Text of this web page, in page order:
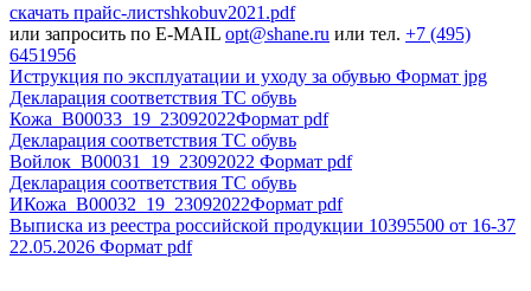
скачать прайс-листshkobuv2021 .pdf
или запросить по E-MAIL opt@shane.ru или тел. +7 (495)
6451956
Иструкция по эксплуатации и уходу за обувью Формат jpg
Декларация соответствия ТС обувь
Кожа_В00033_19_23092022Формат pdf
Декларация соответствия ТС обувь
Войлок_B00031_19_23092022 Формат pdf
Декларация соответствия ТС обувь
ИКожа_В00032_19_23092022Формат pdf
Выписка из реестра российской продукции 10395500 от 16-37
22.05.2026 Формат pdf